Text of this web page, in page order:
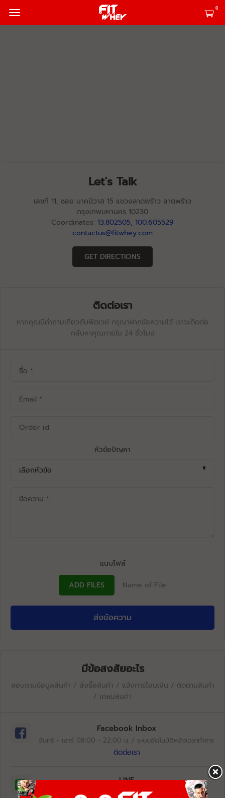
0
Let's Talk
เลขที่ 11, ซอย นาคนิวาส 15 แขวงลาดพร้าว ลาดพร้าว
กรุงเทพมหานคร 10230
Coordinates: 13.802505, 100.605529
contactus@fitwhey.com
GET DIRECTIONS
ติดต่อเรา
หากคุณมีคำถามเกี่ยวกับฟิตเวย์ กรุณาฝากข้อความไว้ เราจะติดต่อ
กลับหาคุณภายใน 24 ชั่วโมง
หัวข้อปัญหา
แนบไฟล์
ADD FILES Name of File
ส่งข้อความ
มีข้อสงสัยอะไร
สอบถามข้อมูลสินค้า / สั่งซื้อสินค้า / แจ้งการโอนเงิน / ติดตามสินค้า
/ เคลมสินค้า
Facebook Inbox
จันทร์ - เสาร์ 08:00 - 22:00 น. / ระบบอัตโนมัติหลังเวลาทำการ
ติดต่อเรา
LINE
จันทร์ - เสาร์ 08:00 - 22:00 น.